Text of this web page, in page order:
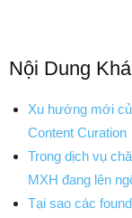
Nội Dung
Xu hướng mới
Content Curation
Trong dịch vụ
MXH đang lên
Tại sao các